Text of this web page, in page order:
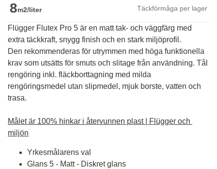
8m2/liter Täckförmåga per lager
Flügger Flutex Pro 5 är en matt tak- och väggfärg med
extra täckkraft, snygg finish och en stark miljöprofil.
Den rekommenderas för utrymmen med höga funktionella
krav som utsätts för smuts och slitage från användning. Tål
rengöring inkl. fläckborttagning med milda
rengöringsmedel utan slipmedel, mjuk borste, vatten och
trasa.
Målet är 100% hinkar i återvunnen plast | Flügger och
miljön
Yrkesmålarens val
Glans 5 - Matt - Diskret glans